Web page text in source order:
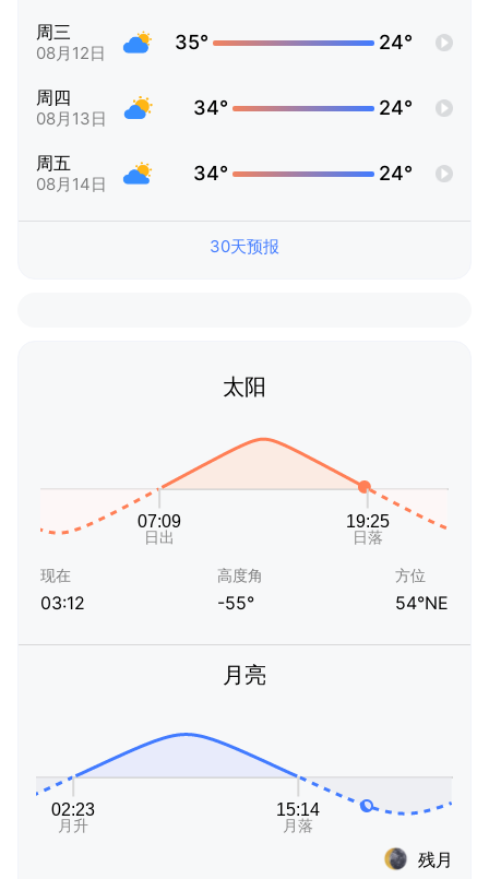
周三
08月12日 35° 24°
周四
08月13日 34° 24°
周五
08月14日 34° 24°
30天预报
太阳
现在
03:12
高度角
-55°
方位
54°NE
月亮
残月